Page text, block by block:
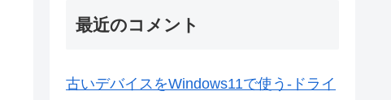
最近のコメント
古いデバイスをWindows11で使う-ドライ